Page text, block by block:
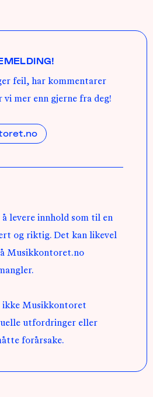
feil, har kommentarer
mer enn gjerne fra deg!
levere innhold som til en
og riktig. Det kan likevel
Musikkontoret.no
Musikkontoret
utfordringer eller
forårsake.